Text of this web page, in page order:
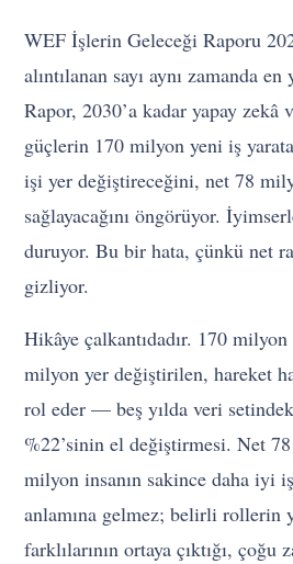
WEF İşlerin Geleceği Raporu
alıntılanan sayı aynı zamanda en
Rapor, 2030’a kadar yapay zekâ
güçlerin 170 milyon yeni iş
işi yer değiştireceğini, net 78
sağlayacağını öngörüyor.
duruyor. Bu bir hata, çünkü net
gizliyor.
Hikâye çalkantıdadır. 170 milyon
milyon yer değiştirilen, hareket
rol eder — beş yılda veri
%22’sinin el değiştirmesi. Net
milyon insanın sakince daha iyi
anlamına gelmez; belirli rollerin
farklılarının ortaya çıktığı,